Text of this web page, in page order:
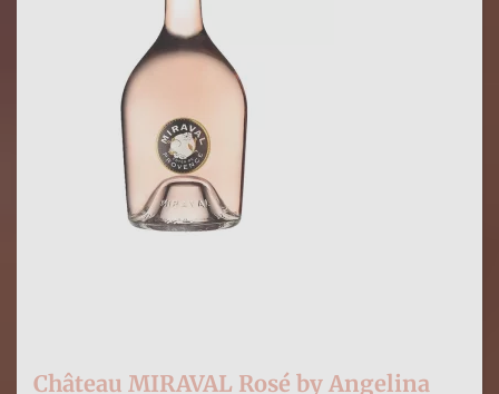
Château MIRAVAL Rosé by Angelina